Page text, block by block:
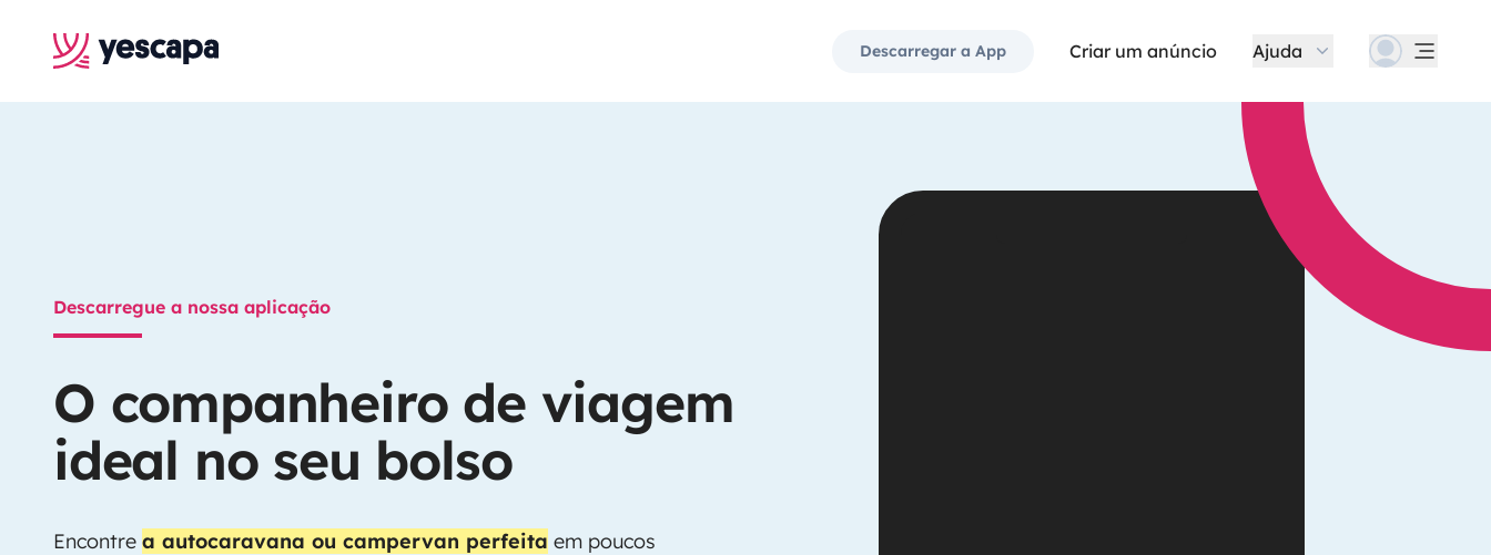
Descarregar a App Criar um anúncio Ajuda
Descarregue a nossa aplicação
O companheiro de viagem
ideal no seu bolso
Encontre a autocaravana ou campervan perfeita em poucos